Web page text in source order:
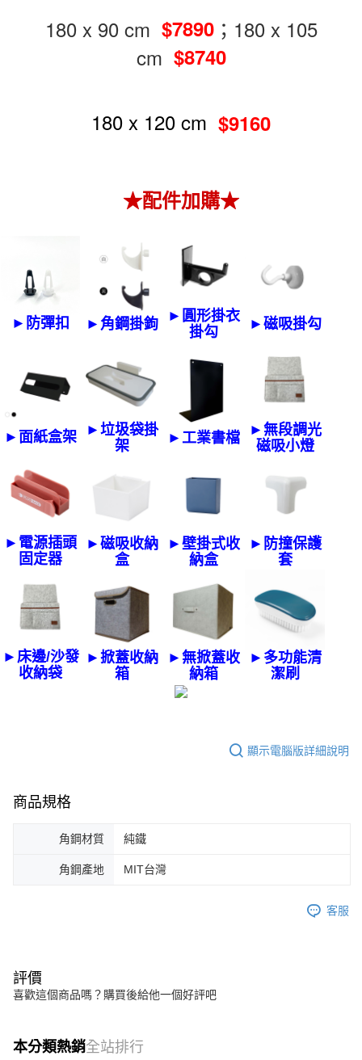
180 x 90 cm $7890；180 x 105
cm $8740
180 x 120 cm $9160
★配件加購★
►防彈扣 ►角鋼掛鉤
►圓形掛衣
掛勾
►磁吸掛勾
►面紙盒架
►垃圾袋掛
架
►工業書檔
►無段調光
磁吸小燈
►電源插頭
固定器
►磁吸收納
盒
►壁掛式收
納盒
►防撞保護
套
►床邊/沙發
收納袋
►掀蓋收納
箱
►無掀蓋收
納箱
►多功能清
潔刷
顯示電腦版詳細說明
商品規格
角鋼材質 純鐵
角鋼產地 MIT台灣
客服
評價
喜歡這個商品嗎？購買後給他一個好評吧
本分類熱銷全站排行